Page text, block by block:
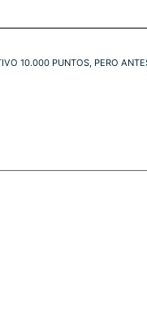
10.000 PUNTOS, PERO